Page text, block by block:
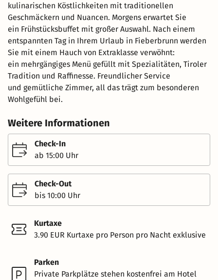
kulinarischen Köstlichkeiten mit traditionellen
Geschmäckern und Nuancen. Morgens erwartet Sie
ein Frühstücksbuffet mit großer Auswahl. Nach einem
entspannten Tag in Ihrem Urlaub in Fieberbrunn werden
Sie mit einem Hauch von Extraklasse verwöhnt:
ein mehrgängiges Menü gefüllt mit Spezialitäten, Tiroler
Tradition und Raffinesse. Freundlicher Service
und gemütliche Zimmer, all das trägt zum besonderen
Wohlgefühl bei.
Weitere Informationen
Check-In
ab 15:00 Uhr
Check-Out
bis 10:00 Uhr
Kurtaxe
3.90 EUR Kurtaxe pro Person pro Nacht exklusive
Parken
Private Parkplätze stehen kostenfrei am Hotel